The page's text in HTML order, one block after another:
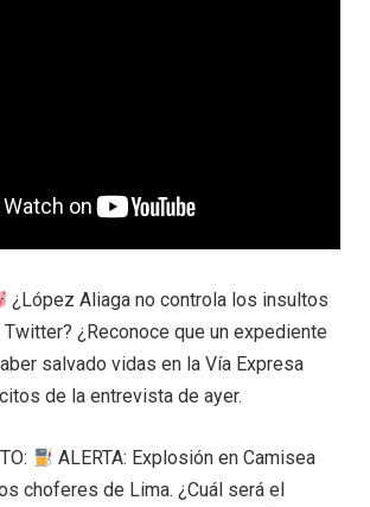
¿López Aliaga no controla los insultos
¿Reconoce que un expediente
salvado vidas en la Vía Expresa
de la entrevista de ayer.
ALERTA: Explosión en Camisea
choferes de Lima. ¿Cuál será el